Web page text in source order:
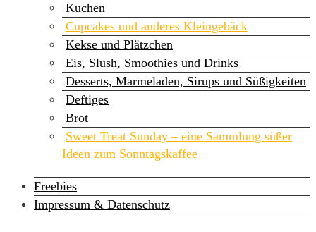
Kuchen
Cupcakes und anderes Kleingebäck
Kekse und Plätzchen
Eis, Slush, Smoothies und Drinks
Desserts, Marmeladen, Sirups und Süßigkeiten
Deftiges
Brot
Sweet Treat Sunday – eine Sammlung süßer
Ideen zum Sonntagskaffee
Freebies
Impressum & Datenschutz